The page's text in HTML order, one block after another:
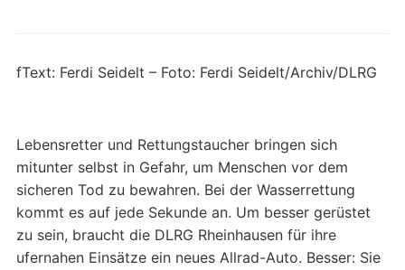
fText: Ferdi Seidelt – Foto: Ferdi Seidelt/Archiv/DLRG
Lebensretter und Rettungstaucher bringen sich
mitunter selbst in Gefahr, um Menschen vor dem
sicheren Tod zu bewahren. Bei der Wasserrettung
kommt es auf jede Sekunde an. Um besser gerüstet
zu sein, braucht die DLRG Rheinhausen für ihre
ufernahen Einsätze ein neues Allrad-Auto. Besser: Sie